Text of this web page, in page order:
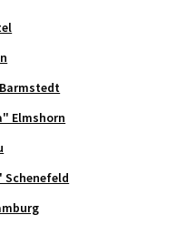
Barmstedt
Elmshorn
Schenefeld